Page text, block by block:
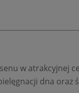
w atrakcyjnej
dna oraz